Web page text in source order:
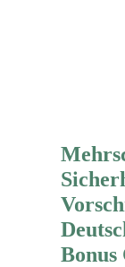
Bonus